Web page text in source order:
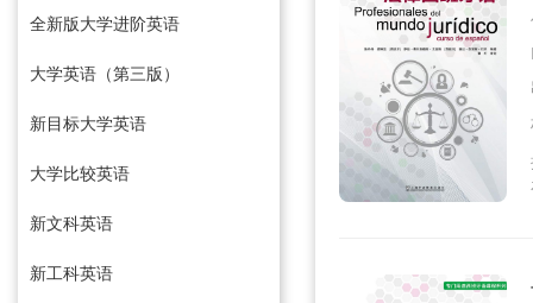
全新版大学进阶英语
大学英语（第三版）
新目标大学英语
大学比较英语
新文科英语
新工科英语